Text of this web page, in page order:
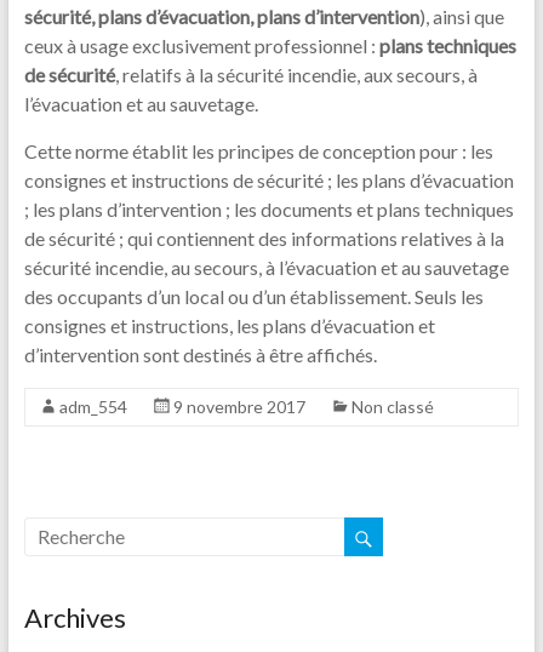
sécurité, plans d’évacuation, plans d’intervention), ainsi que
ceux à usage exclusivement professionnel : plans techniques
de sécurité, relatifs à la sécurité incendie, aux secours, à
l’évacuation et au sauvetage.
Cette norme établit les principes de conception pour : les
consignes et instructions de sécurité ; les plans d’évacuation
; les plans d’intervention ; les documents et plans techniques
de sécurité ; qui contiennent des informations relatives à la
sécurité incendie, au secours, à l’évacuation et au sauvetage
des occupants d’un local ou d’un établissement. Seuls les
consignes et instructions, les plans d’évacuation et
d’intervention sont destinés à être affichés.
adm_554 9 novembre 2017 Non classé
Archives